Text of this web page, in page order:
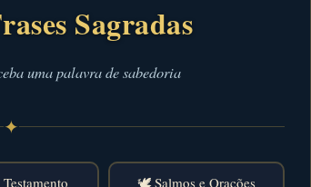
Sagradas
uma palavra de sabedoria
✦
🕊️ Salmos e Orações